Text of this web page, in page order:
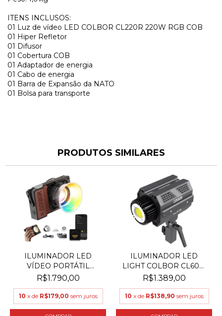
ITENS INCLUSOS:
01 Luz de vídeo LED COLBOR CL220R 220W RGB COB
01 Hiper Refletor
01 Difusor
01 Cobertura COB
01 Adaptador de energia
01 Cabo de energia
01 Barra de Expansão da NATO
01 Bolsa para transporte
PRODUTOS SIMILARES
ILUMINADOR LED
VÍDEO PORTÁTIL
COLBOR W10...
R$1.790,00
10 x de R$179,00 sem juros
ILUMINADOR LED
LIGHT COLBOR CL60M
DAYLIG...
R$1.389,00
10 x de R$138,90 sem juros